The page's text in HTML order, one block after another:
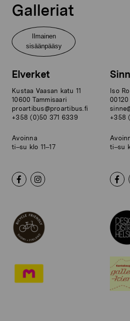
Galleriat
Ilmainen
sisäänpääsy
Elverket
Kustaa Vaasan katu 11
10600 Tammisaari
proartibus@proartibus.fi
+358 (0)50 371 6339
Avoinna
ti–su klo 11–17
Iso
+358
ti–su